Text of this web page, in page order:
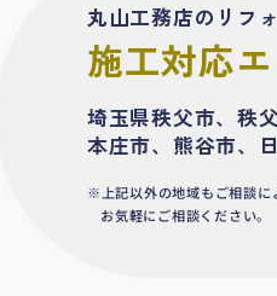
丸山工務店のリフ
施工対応
埼玉県秩父市、秩
本庄市、熊谷市、
上記以外の地域もご相談に
お気軽にご相談ください。